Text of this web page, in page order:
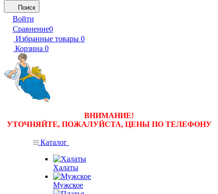
Поиск
Войти
Сравнение0
Избранные товары 0
Корзина 0
ВНИМАНИЕ!
УТОЧНЯЙТЕ, ПОЖАЛУЙСТА, ЦЕНЫ ПО ТЕЛЕФОНУ
Каталог
Халаты
Мужское